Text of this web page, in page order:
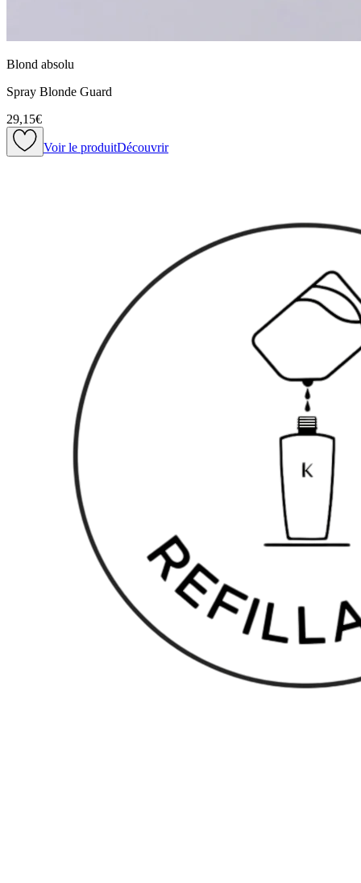
Blond absolu
Spray Blonde Guard
29,15€
Voir le produitDécouvrir